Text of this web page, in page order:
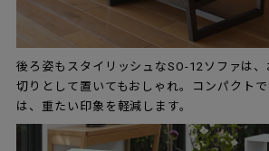
後ろ姿もスタイリッシュなSO-12ソファは
切りとして置いてもおしゃれ。コンパクト
は、重たい印象を軽減します。